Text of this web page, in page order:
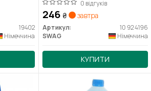
19402
Німеччина
0 відгуків
246 ₴ завтра
Артикул:
10 92 4196
SWAG
Німеччина
КУПИТИ